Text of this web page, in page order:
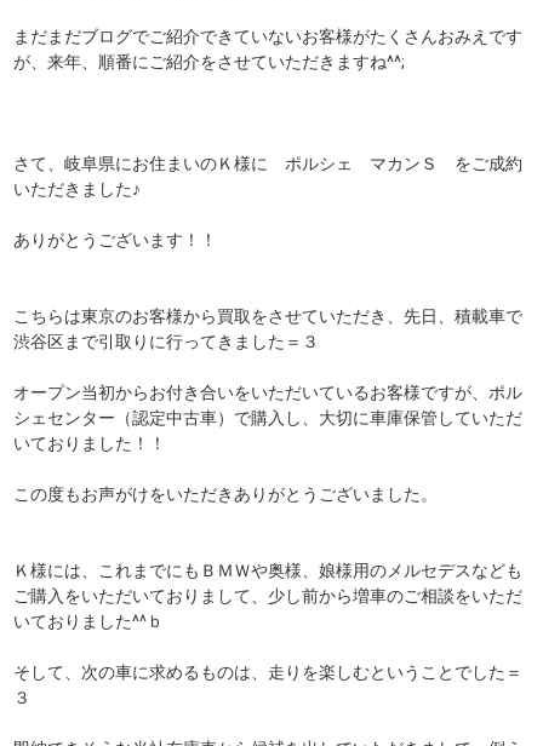
まだまだブログでご紹介できていないお客様がたくさんおみえです
が、来年、順番にご紹介をさせていただきますね^^;
さて、岐阜県にお住まいのＫ様に ポルシェ マカンＳ をご成約
いただきました♪
ありがとうございます！！
こちらは東京のお客様から買取をさせていただき、先日、積載車で
渋谷区まで引取りに行ってきました＝３
オープン当初からお付き合いをいただいているお客様ですが、ポル
シェセンター（認定中古車）で購入し、大切に車庫保管していただ
いておりました！！
この度もお声がけをいただきありがとうございました。
Ｋ様には、これまでにもＢＭＷや奥様、娘様用のメルセデスなども
ご購入をいただいておりまして、少し前から増車のご相談をいただ
いておりました^^ｂ
そして、次の車に求めるものは、走りを楽しむということでした＝
３